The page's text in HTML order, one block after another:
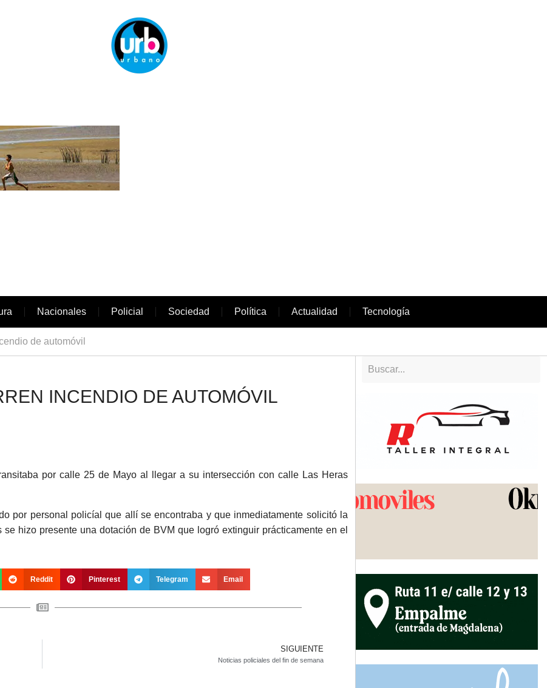
Nacionales Policial Sociedad Política Actualidad Tecnología
de automóvil
INCENDIO DE AUTOMÓVIL
por calle 25 de Mayo al llegar a su intersección con calle Las Heras
por personal policíal que allí se encontraba y que inmediatamente solicitó la
hizo presente una dotación de BVM que logró extinguir prácticamente en el
Reddit Pinterest Telegram Email
SIGUIENTE
Noticias policiales del fin de semana